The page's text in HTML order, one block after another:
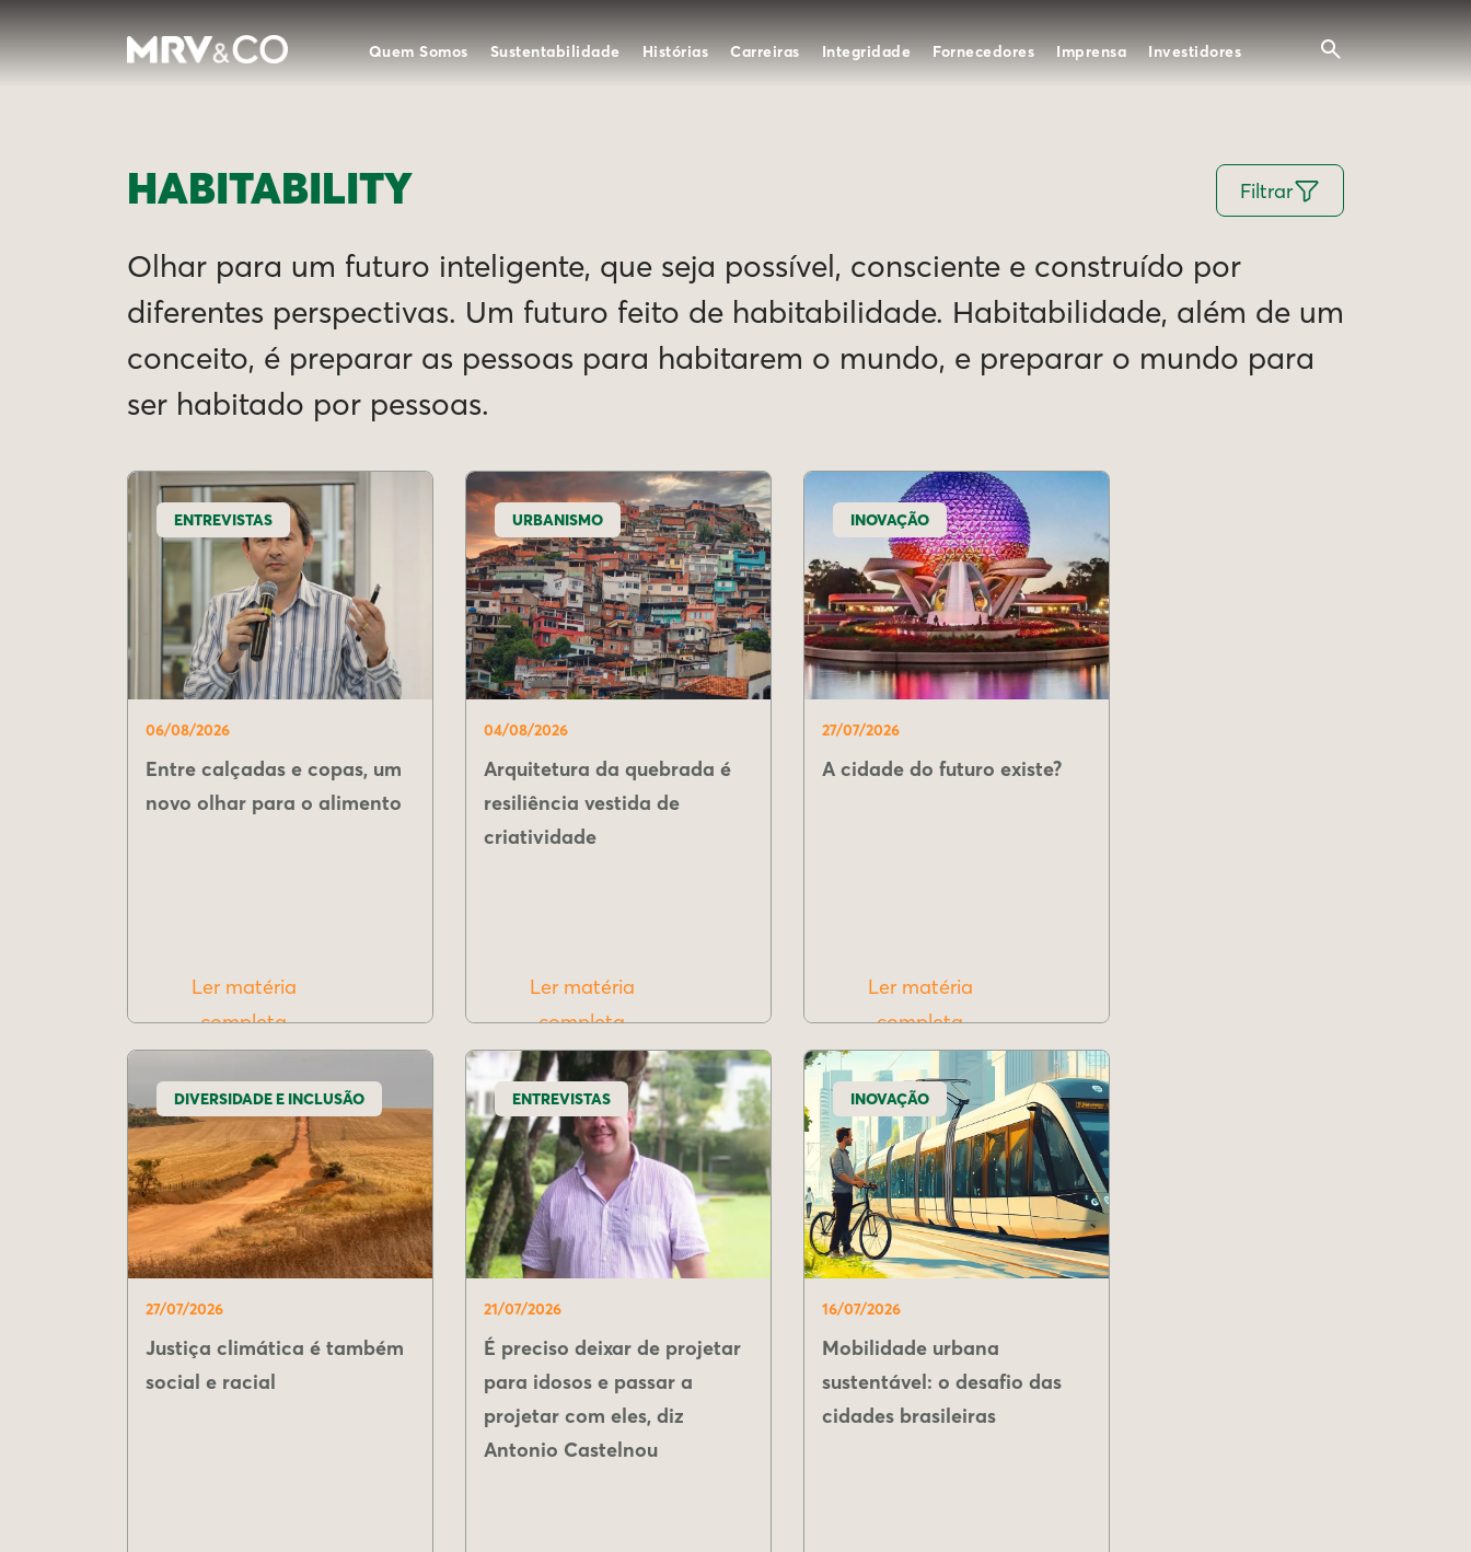
Quem Somos Sustentabilidade Histórias Carreiras Integridade Fornecedores Imprensa Investidores
HABITABILITY Filtrar
Olhar para um futuro inteligente, que seja possível, consciente e construído por
diferentes perspectivas. Um futuro feito de habitabilidade. Habitabilidade, além de um
conceito, é preparar as pessoas para habitarem o mundo, e preparar o mundo para
ser habitado por pessoas.
ENTREVISTAS
06/08/2026
Entre calçadas e copas, um
novo olhar para o alimento
Ler matéria
completa
URBANISMO
04/08/2026
Arquitetura da quebrada é
resiliência vestida de
criatividade
Ler matéria
completa
INOVAÇÃO
27/07/2026
A cidade do futuro existe?
Ler matéria
completa
DIVERSIDADE E INCLUSÃO
27/07/2026
Justiça climática é também
social e racial
ENTREVISTAS
21/07/2026
É preciso deixar de projetar
para idosos e passar a
projetar com eles, diz
Antonio Castelnou
INOVAÇÃO
16/07/2026
Mobilidade urbana
sustentável: o desafio das
cidades brasileiras